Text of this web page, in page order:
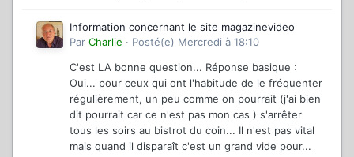
Information concernant le site magazinevideo
Par Charlie · Posté(e) Mercredi à 18:10
C'est LA bonne question... Réponse basique :
Oui... pour ceux qui ont l'habitude de le fréquenter
régulièrement, un peu comme on pourrait (j'ai bien
dit pourrait car ce n'est pas mon cas ) s'arrêter
tous les soirs au bistrot du coin... Il n'est pas vital
mais quand il disparaît c'est un grand vide pour...